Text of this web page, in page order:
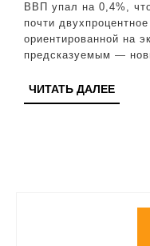
за
ВВП упал на 0,4%,
почти
ориентированной на
предсказуемым —
ЧИТАТЬ ДАЛЕЕ
ДАЛЕЕ